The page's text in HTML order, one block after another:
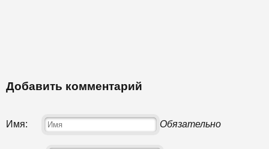
Добавить комментарий
Имя: Обязательно